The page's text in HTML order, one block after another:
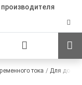
тока Для дома